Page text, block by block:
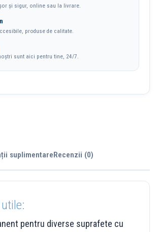
și sigur, online sau la livrare.
produse de calitate.
sunt aici pentru tine, 24/7.
suplimentareRecenzii (0)
pentru diverse suprafete cu